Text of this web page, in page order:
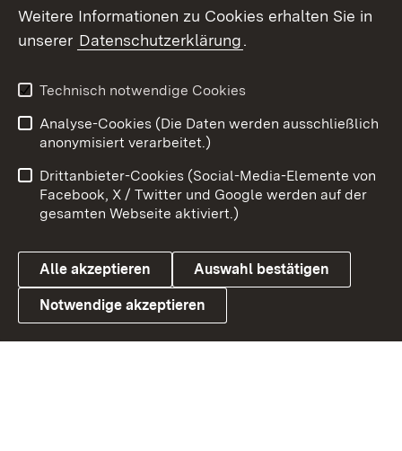
X / Twitter
Youtube
Link zum Landesportal
Impressum
Kontakt
Barrierefreiheit
Datenschutz
Cookies
Weitere Informationen zu Cookies erhalten Sie in
unserer Datenschutzerklärung.
Technisch notwendige Cookies
Analyse-Cookies (Die Daten werden ausschließlich
anonymisiert verarbeitet.)
Drittanbieter-Cookies (Social-Media-Elemente von
Facebook, X / Twitter und Google werden auf der
gesamten Webseite aktiviert.)
Alle akzeptieren Auswahl bestätigen
Notwendige akzeptieren